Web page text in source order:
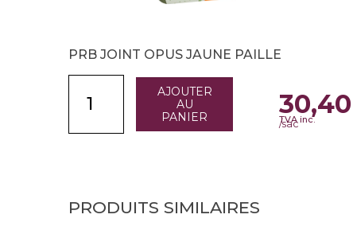
PRB JOINT OPUS JAUNE PAILLE
AJOUTER
AU
PANIER
30,40
TVA inc.
/sac
PRODUITS SIMILAIRES